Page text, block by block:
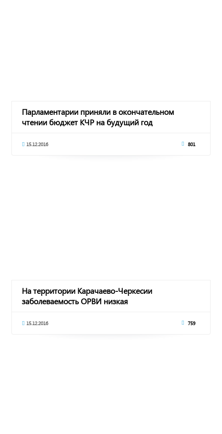
Парламентарии приняли в окончательном
чтении бюджет КЧР на будущий год
15.12.2016 801
На территории Карачаево-Черкесии
заболеваемость ОРВИ низкая
15.12.2016 759